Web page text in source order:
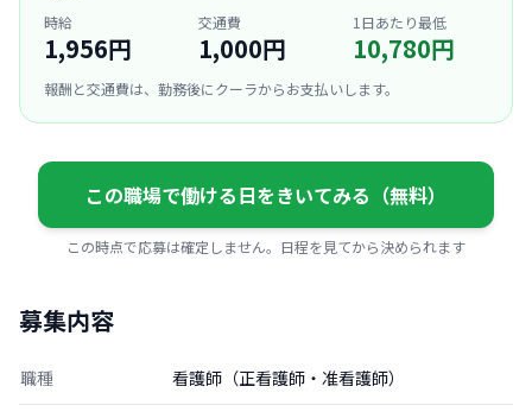
時給
1,956円
交通費
1,000円
1日あたり最低
10,780円
報酬と交通費は、勤務後にクーラからお支払いします。
この職場で働ける日をきいてみる（無料）
この時点で応募は確定しません。日程を見てから決められます
募集内容
職種 看護師（正看護師・准看護師）